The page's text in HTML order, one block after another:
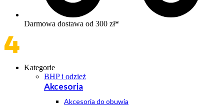
Darmowa dostawa od 300 zł*
Kategorie
BHP i odzież
Akcesoria
Akcesoria do obuwia